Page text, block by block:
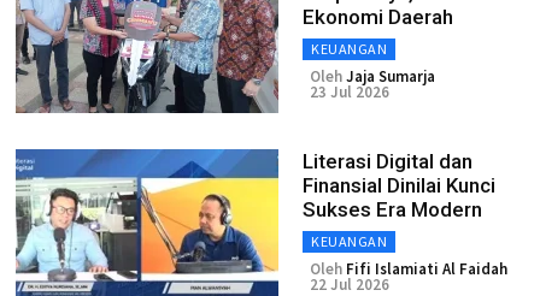
Ekonomi Daerah
KEUANGAN
OlehJaja Sumarja
23 Jul 2026
Literasi Digital dan
Finansial Dinilai Kunci
Sukses Era Modern
KEUANGAN
Oleh Fifi Islamiati Al Faidah
22 Jul 2026